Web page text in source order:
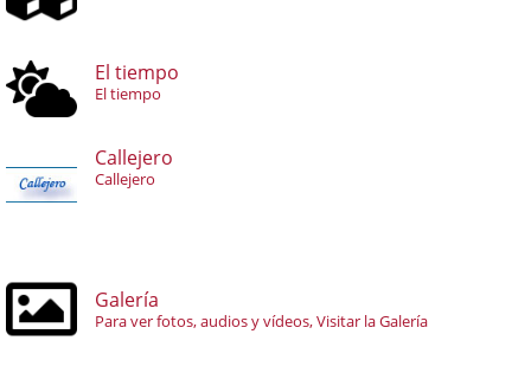
El tiempo
El tiempo
Callejero
Callejero
Galería
Para ver fotos, audios y vídeos, Visitar la Galería